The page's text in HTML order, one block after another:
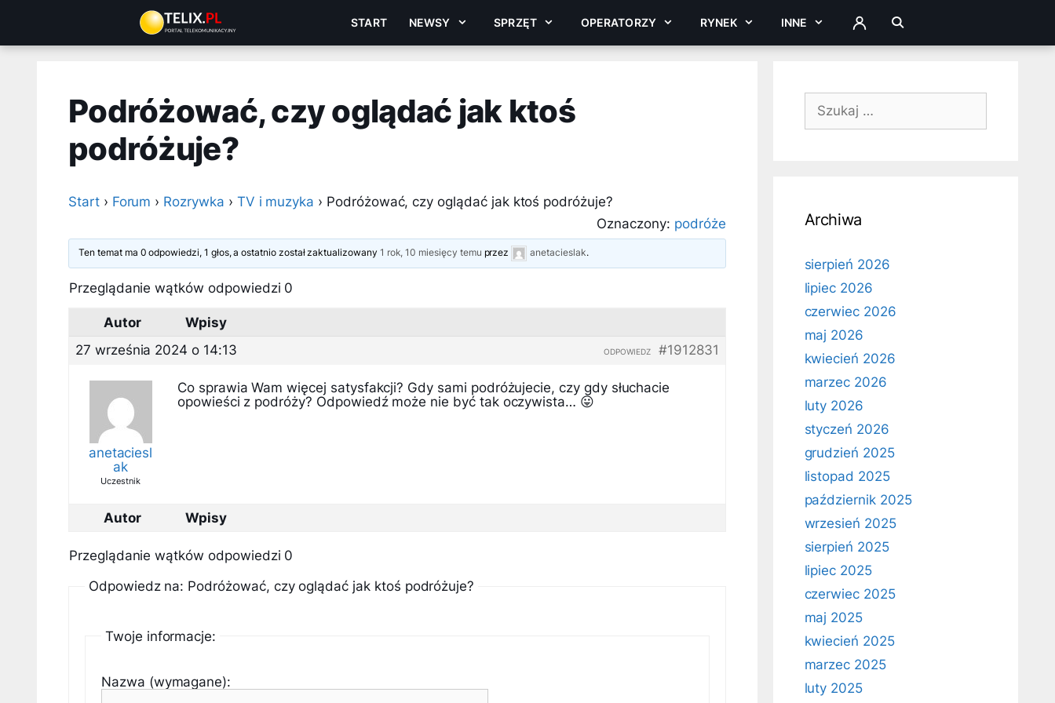
treści
START NEWSY SPRZĘT OPERATORZY RYNEK INNE ZALOGUJ
Podróżować, czy oglądać jak ktoś
podróżuje?
Start › Forum › Rozrywka › TV i muzyka › Podróżować, czy oglądać jak ktoś podróżuje?
Oznaczony: podróże
Ten temat ma 0 odpowiedzi, 1 głos, a ostatnio został zaktualizowany 1 rok, 10 miesięcy temu przez anetacieslak.
Przeglądanie wątków odpowiedzi 0
Autor
Wpisy
27 września 2024 o 14:13
#1912831
ODPOWIEDZ
anetaciesl
ak
Uczestnik
Co sprawia Wam więcej satysfakcji? Gdy sami podróżujecie, czy gdy słuchacie
opowieści z podróży? Odpowiedź może nie być tak oczywista… 😛
Autor Wpisy
Przeglądanie wątków odpowiedzi 0
Odpowiedz na: Podróżować, czy oglądać jak ktoś podróżuje?
Twoje informacje:
Nazwa (wymagane):
Szukaj:
Archiwa
sierpień 2026
lipiec 2026
czerwiec 2026
maj 2026
kwiecień 2026
marzec 2026
luty 2026
styczeń 2026
grudzień 2025
listopad 2025
październik 2025
wrzesień 2025
sierpień 2025
lipiec 2025
czerwiec 2025
maj 2025
kwiecień 2025
marzec 2025
luty 2025